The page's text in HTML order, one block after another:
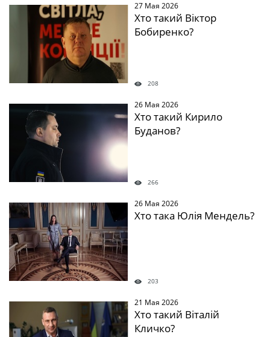
27 Мая 2026
Хто такий Віктор
Бобиренко?
208
26 Мая 2026
Хто такий Кирило
Буданов?
266
26 Мая 2026
Хто така Юлія Мендель?
203
21 Мая 2026
Хто такий Віталій
Кличко?